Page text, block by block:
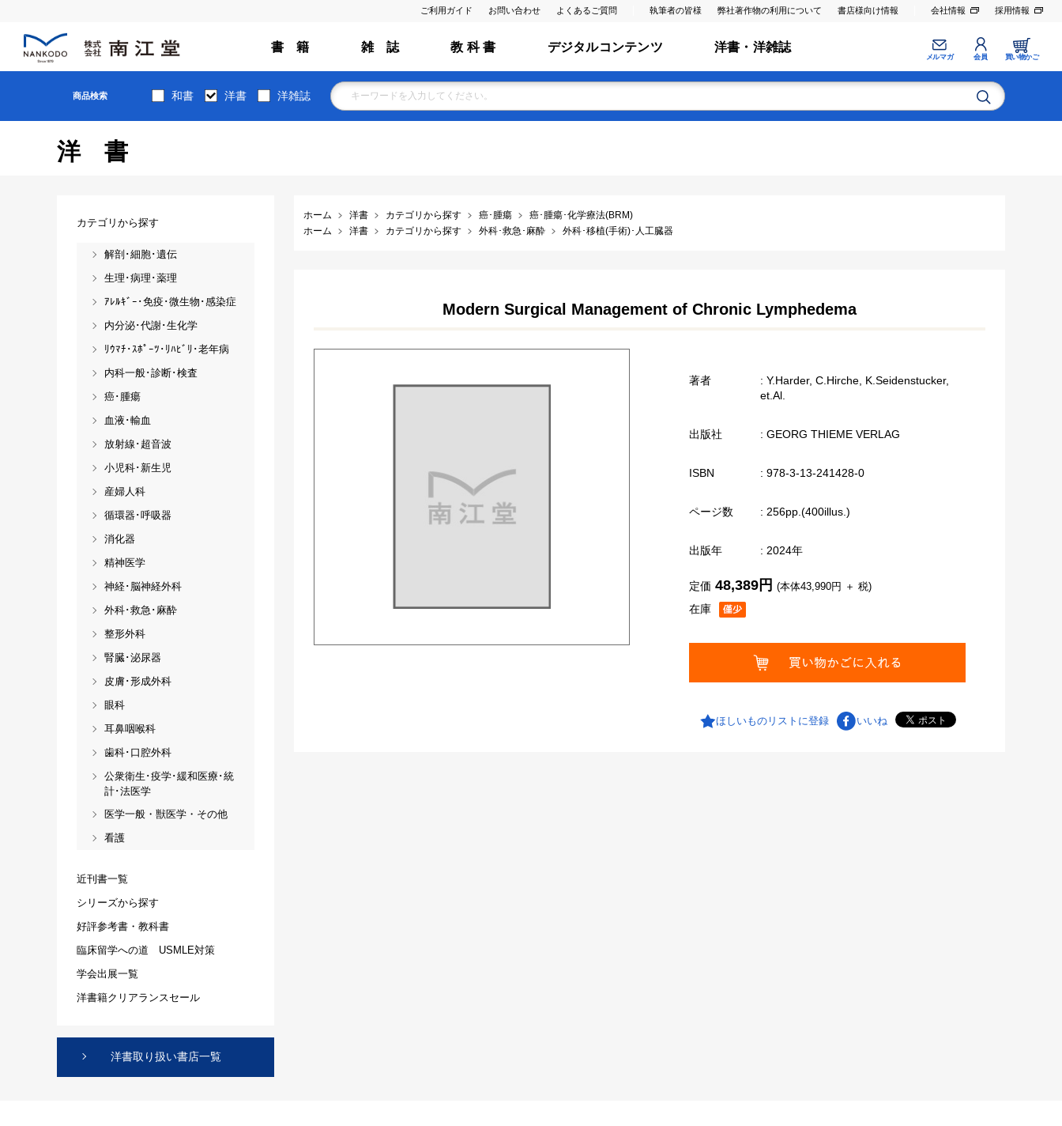
ご利用ガイド お問い合わせ よくあるご質問 執筆者の皆様 弊社著作物の利用について 書店様向け情報 会社情報 採用情報
書 籍 雑 誌 教 科 書 デジタルコンテンツ 洋書・洋雑誌
メルマガ 会員 買い物かご
商品検索 和書 洋書 洋雑誌
洋書
ホーム 洋書 カテゴリから探す 癌･腫瘍
癌･腫瘍･化学療法(BRM)
ホーム
洋書 カテゴリから探す 外科･救急･麻酔 外科･移植(手術)･人工臓器
Modern Surgical Management of Chronic Lymphedema
著者
: Y.Harder, C.Hirche, K.Seidenstucker,
et.Al.
出版社 : GEORG THIEME VERLAG
ISBN : 978-3-13-241428-0
ページ数 : 256pp.(400illus.)
出版年 : 2024年
在庫
定価 48,389円 (本体43,990円 ＋ 税)
ほしいものリストに登録 いいね
カテゴリから探す
解剖･細胞･遺伝
生理･病理･薬理
ｱﾚﾙｷﾞｰ･免疫･微生物･感染症
内分泌･代謝･生化学
ﾘｳﾏﾁ･ｽﾎﾟｰﾂ･ﾘﾊﾋﾞﾘ･老年病
内科一般･診断･検査
癌･腫瘍
血液･輸血
放射線･超音波
小児科･新生児
産婦人科
循環器･呼吸器
消化器
精神医学
神経･脳神経外科
外科･救急･麻酔
整形外科
腎臓･泌尿器
皮膚･形成外科
眼科
耳鼻咽喉科
歯科･口腔外科
公衆衛生･疫学･緩和医療･統
計･法医学
医学一般・獣医学・その他
看護
近刊書一覧
シリーズから探す
好評参考書・教科書
臨床留学への道 USMLE対策
学会出展一覧
洋書籍クリアランスセール
洋書取り扱い書店一覧